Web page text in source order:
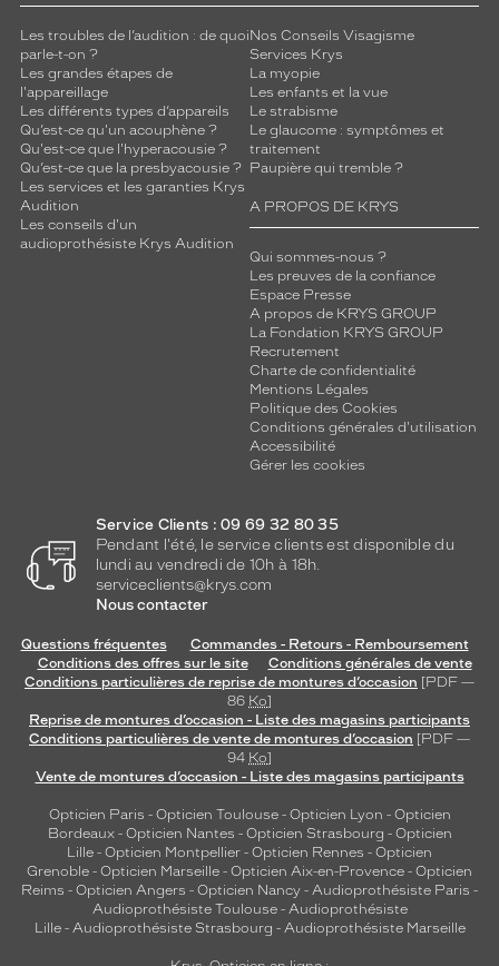
Les troubles de l’audition : de quoi
parle-t-on ?
Les grandes étapes de
l'appareillage
Les différents types d’appareils
Qu’est-ce qu'un acouphène ?
Qu'est-ce que l'hyperacousie ?
Qu’est-ce que la presbyacousie ?
Les services et les garanties Krys
Audition
Les conseils d'un
audioprothésiste Krys Audition
Nos Conseils Visagisme
Services Krys
La myopie
Les enfants et la vue
Le strabisme
Le glaucome : symptômes et
traitement
Paupière qui tremble ?
A PROPOS DE KRYS
Qui sommes-nous ?
Les preuves de la confiance
Espace Presse
A propos de KRYS GROUP
La Fondation KRYS GROUP
Recrutement
Charte de confidentialité
Mentions Légales
Politique des Cookies
Conditions générales d'utilisation
Accessibilité
Gérer les cookies
Service Clients : 09 69 32 80 35
Pendant l'été, le service clients est disponible du
lundi au vendredi de 10h à 18h.
serviceclients@krys.com
Nous contacter
Questions fréquentes
Commandes - Retours - Remboursement
Conditions des offres sur le site
Conditions générales de vente
Conditions particulières de reprise de montures d’occasion [PDF —
86 Ko]
Reprise de montures d’occasion - Liste des magasins participants
Conditions particulières de vente de montures d’occasion [PDF —
94 Ko]
Vente de montures d’occasion - Liste des magasins participants
Opticien Paris - Opticien Toulouse- Opticien Lyon - Opticien
Bordeaux- Opticien Nantes - Opticien Strasbourg - Opticien
Lille - Opticien Montpellier - Opticien Rennes - Opticien
Grenoble - Opticien Marseille - Opticien Aix-en-Provence - Opticien
Reims - Opticien Angers - Opticien Nancy - Audioprothésiste Paris -
Audioprothésiste Toulouse- Audioprothésiste
Lille- Audioprothésiste Strasbourg - Audioprothésiste Marseille